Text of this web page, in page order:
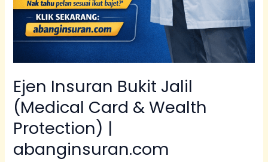
Ejen Insuran Bukit Jalil
(Medical Card & Wealth
Protection) |
abanginsuran.com